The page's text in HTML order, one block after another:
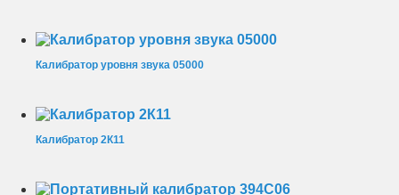
Калибратор уровня звука 05000
Калибратор 2К11